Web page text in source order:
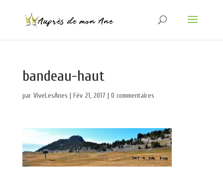
bandeau-haut
par ViveLesAnes | Fév 21, 2017 | 0 commentaires